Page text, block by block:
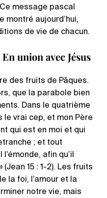
message pascal
montré aujourd’hui,
de vie de chacun.
union avec Jésus
des fruits de Pâques.
que la parabole bien
Dans le quatrième
le vrai cep, et mon Père
qui est en moi et qui
; et tout
afin qu’il
15 : 1-2). Les fruits
la foi, l’amour et la
notre vie, mais